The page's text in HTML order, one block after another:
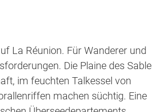
La Réunion. Für Wanderer und
Die Plaine des
im feuchten Talkessel von
machen süchtig. Eine